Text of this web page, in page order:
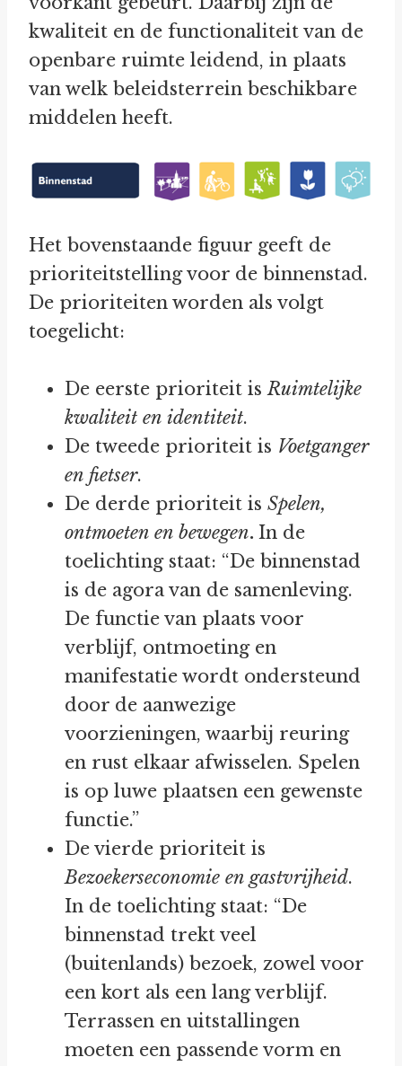
kwaliteit en de functionaliteit van de
openbare ruimte leidend, in plaats
van welk beleidsterrein beschikbare
middelen heeft.
Het bovenstaande figuur geeft de
prioriteitstelling voor de binnenstad.
De prioriteiten worden als volgt
toegelicht:
De eerste prioriteit is Ruimtelijke
kwaliteit en identiteit.
De tweede prioriteit is Voetganger
en fietser.
De derde prioriteit is Spelen,
ontmoeten en bewegen. In de
toelichting staat: “De binnenstad
is de agora van de samenleving.
De functie van plaats voor
verblijf, ontmoeting en
manifestatie wordt ondersteund
door de aanwezige
voorzieningen, waarbij reuring
en rust elkaar afwisselen. Spelen
is op luwe plaatsen een gewenste
functie.”
De vierde prioriteit is
Bezoekerseconomie en gastvrijheid.
In de toelichting staat: “De
binnenstad trekt veel
(buitenlands) bezoek, zowel voor
een kort als een lang verblijf.
Terrassen en uitstallingen
moeten een passende vorm en